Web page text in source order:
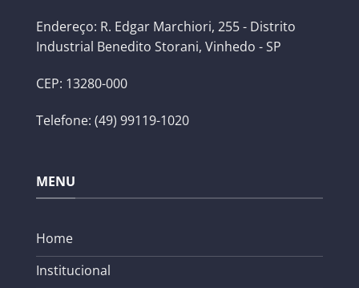
Endereço: R. Edgar Marchiori, 255 - Distrito
Industrial Benedito Storani, Vinhedo - SP
CEP: 13280-000
Telefone: (49) 99119-1020
MENU
Home
Institucional